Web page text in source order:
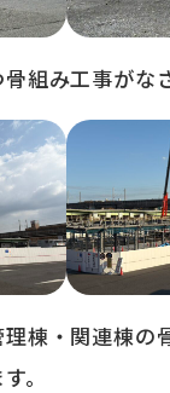
組み工事がな
棟・関連棟の
。